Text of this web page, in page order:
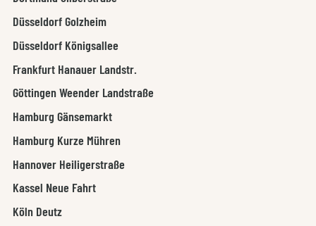
Düsseldorf Golzheim
Düsseldorf Königsallee
Frankfurt Hanauer Landstr.
Göttingen Weender Landstraße
Hamburg Gänsemarkt
Hamburg Kurze Mühren
Hannover Heiligerstraße
Kassel Neue Fahrt
Köln Deutz